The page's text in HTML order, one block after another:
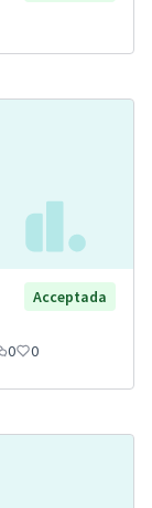
Acceptada
0 0